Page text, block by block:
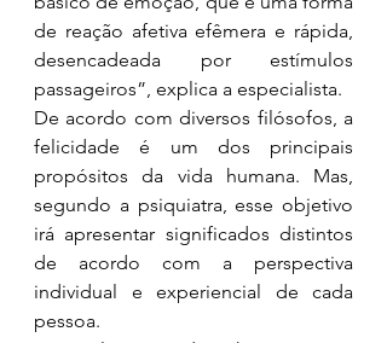
de reação afetiva efêmera e rápida,
desencadeada por estímulos
passageiros”, explica a especialista.
De acordo com diversos filósofos, a
felicidade é um dos principais
propósitos da vida humana. Mas,
segundo a psiquiatra, esse objetivo
irá apresentar significados distintos
de acordo com a perspectiva
individual e experiencial de cada
pessoa.